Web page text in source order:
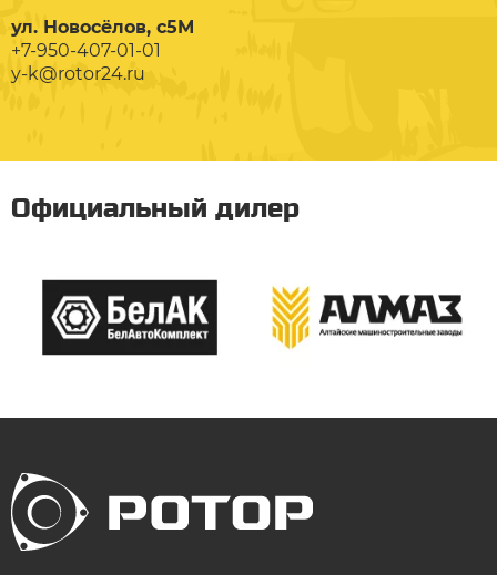
ул. Новосёлов, с5М
+7-950-407-01-01
y-k@rotor24.ru
Официальный дилер